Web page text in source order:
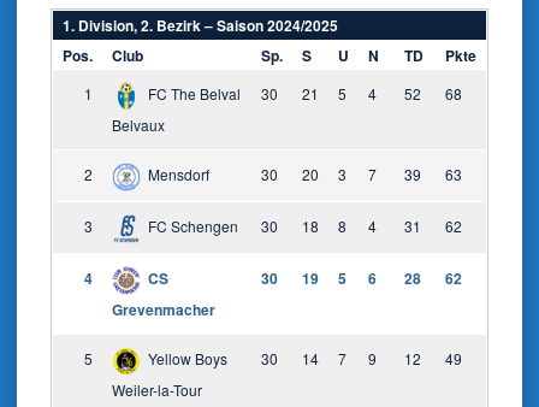
1. Division, 2. Bezirk – Saison 2024/2025
Pos.
Club Sp. S U N TD Pkte
1
FC The Belval
Belvaux
30 21 5 4 52 68
2 Mensdorf 30 20 3 7 39 63
3 FC Schengen 30 18 8 4 31 62
4
CS
Grevenmacher
30 19 5 6 28 62
5
Yellow Boys
Weiler-la-Tour
30 14 7 9 12 49